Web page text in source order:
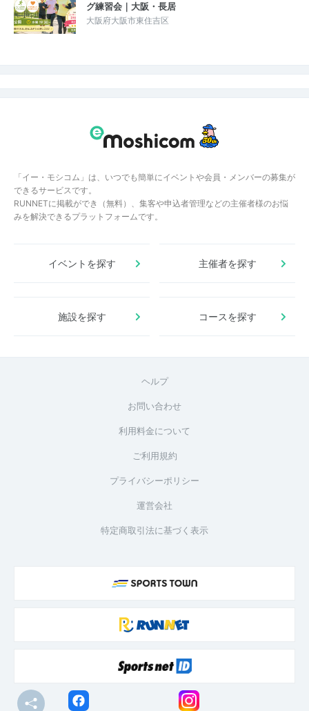
グ練習会｜大阪・長居
大阪府大阪市東住吉区
「イー・モシコム」は、いつでも簡単にイベントや会員・メンバーの募集が
できるサービスです。
RUNNETに掲載ができ（無料）、集客や申込者管理などの主催者様のお悩
みを解決できるプラットフォームです。
イベントを探す 主催者を探す
施設を探す コースを探す
ヘルプ
お問い合わせ
利用料金について
ご利用規約
プライバシーポリシー
運営会社
特定商取引法に基づく表示